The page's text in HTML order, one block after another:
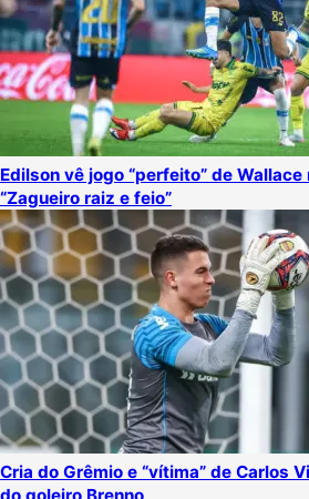
Edilson vê jogo “perfeito” de
“Zagueiro raiz e feio”
Cria do Grêmio e “vítima” de Carlos